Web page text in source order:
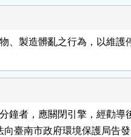
、製造髒亂之行為，以維護
鐘者，應關閉引擎，經勸導
法向臺南市政府環境保護局告